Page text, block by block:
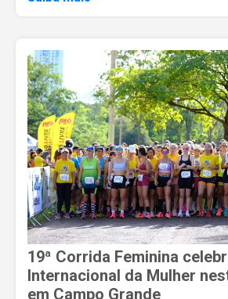
19ª Corrida Feminina
Internacional da Mulher
em Campo Grande